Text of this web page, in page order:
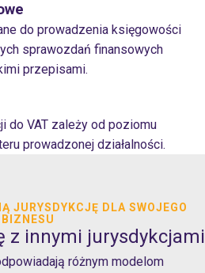
do prowadzenia księgowości
sprawozdań finansowych
przepisami.
do VAT zależy od poziomu
prowadzonej działalności.
JURYSDYKCJĘ DLA SWOJEGO
BIZNESU
z innymi jurysdykcjami
różnym modelom